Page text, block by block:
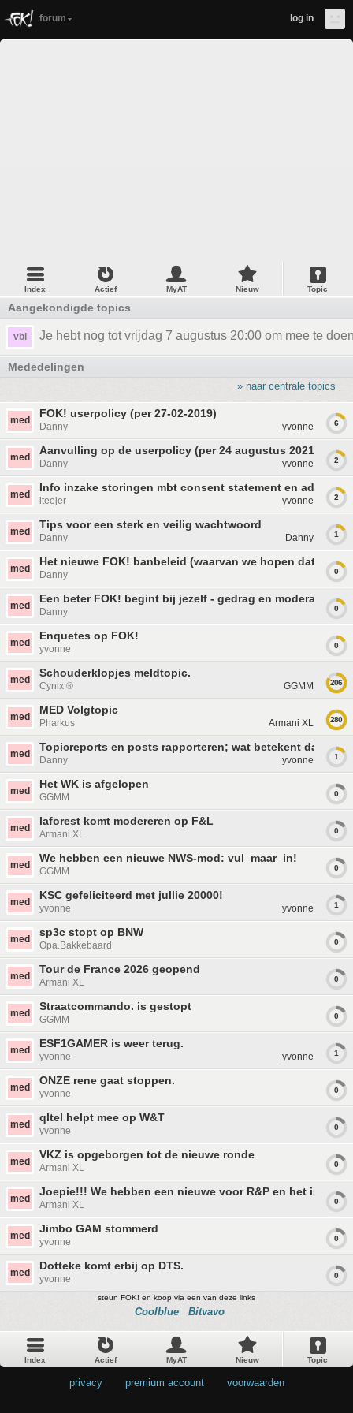
forum log in
Index Actief MyAT Nieuw Topic
Aangekondigde topics
vbl Je hebt nog tot vrijdag 7 augustus 20:00 om mee te
Mededelingen
» naar centrale topics
med
FOK! userpolicy (per 27-02-2019)
Danny yvonne 6
med
Aanvulling op de userpolicy (per 24 augustus 2021)
Danny yvonne 2
med
Info inzake storingen mbt consent statement en ads
iteejer yvonne 2
med
Tips voor een sterk en veilig wachtwoord
Danny Danny 1
med
Het nieuwe FOK! banbeleid (waarvan we hopen dat hij
Danny 0
med
Een beter FOK! begint bij jezelf - gedrag en moderatie
Danny 0
med
Enquetes op FOK!
yvonne 0
med
Schouderklopjes meldtopic.
Cynix ® GGMM 206
med
MED Volgtopic
Pharkus Armani XL 280
med
Topicreports en posts rapporteren; wat betekent dat nou
Danny yvonne 1
med
Het WK is afgelopen
GGMM 0
med
laforest komt modereren op F&L
Armani XL 0
med
We hebben een nieuwe NWS-mod: vul_maar_in!
GGMM 0
med
KSC gefeliciteerd met jullie 20000!
yvonne yvonne 1
med
sp3c stopt op BNW
Opa.Bakkebaard 0
med
Tour de France 2026 geopend
Armani XL 0
med
Straatcommando. is gestopt
GGMM 0
med
ESF1GAMER is weer terug.
yvonne yvonne 1
med
ONZE rene gaat stoppen.
yvonne 0
med
qltel helpt mee op W&T
yvonne 0
med
VKZ is opgeborgen tot de nieuwe ronde
Armani XL 0
med
Joepie!!! We hebben een nieuwe voor R&P en het is
Armani XL 0
med
Jimbo GAM stommerd
yvonne 0
med
Dotteke komt erbij op DTS.
yvonne 0
steun FOK! en koop via een van deze links
Coolblue Bitvavo
Index Actief MyAT Nieuw Topic
privacy premium account voorwaarden